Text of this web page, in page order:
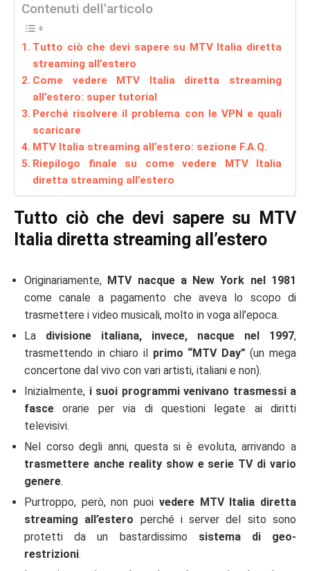
Contenuti dell'articolo
Tutto ciò che devi sapere su MTV Italia diretta
streaming all’estero
Come vedere MTV Italia diretta streaming
all’estero: super tutorial
Perché risolvere il problema con le VPN e quali
scaricare
MTV Italia streaming all’estero: sezione F.A.Q.
Riepilogo finale su come vedere MTV Italia
diretta streaming all’estero
Tutto ciò che devi sapere su MTV
Italia diretta streaming all’estero
Originariamente, MTV nacque a New York nel 1981
come canale a pagamento che aveva lo scopo di
trasmettere i video musicali, molto in voga all’epoca.
La divisione italiana, invece, nacque nel 1997,
trasmettendo in chiaro il primo “MTV Day” (un mega
concertone dal vivo con vari artisti, italiani e non).
Inizialmente, i suoi programmi venivano trasmessi a
fasce orarie per via di questioni legate ai diritti
televisivi.
Nel corso degli anni, questa si è evoluta, arrivando a
trasmettere anche reality show e serie TV di vario
genere.
Purtroppo, però, non puoi vedere MTV Italia diretta
streaming all’estero perché i server del sito sono
protetti da un bastardissimo sistema di geo-
restrizioni.